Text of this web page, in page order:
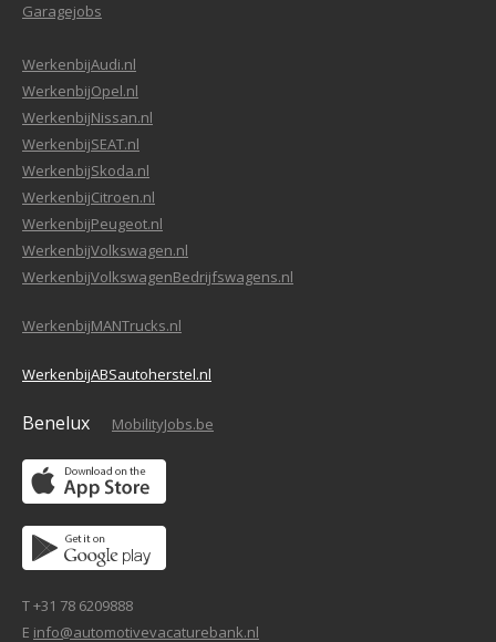
Garagejobs
WerkenbijAudi.nl
WerkenbijOpel.nl
WerkenbijNissan.nl
WerkenbijSEAT.nl
WerkenbijSkoda.nl
WerkenbijCitroen.nl
WerkenbijPeugeot.nl
WerkenbijVolkswagen.nl
WerkenbijVolkswagenBedrijfswagens.nl
WerkenbijMANTrucks.nl
WerkenbijABSautoherstel.nl
Benelux MobilityJobs.be
T +31 78 6209888
E info@automotivevacaturebank.nl